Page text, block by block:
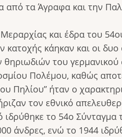
τα Άγραφα και την
και έδρα του
κατοχής κάηκαν και οι
του γερμανικού
Πολέμου, καθώς
Πηλίου” ήταν ο
τον εθνικό
το 54ο
άνδρες, ενώ το 1944